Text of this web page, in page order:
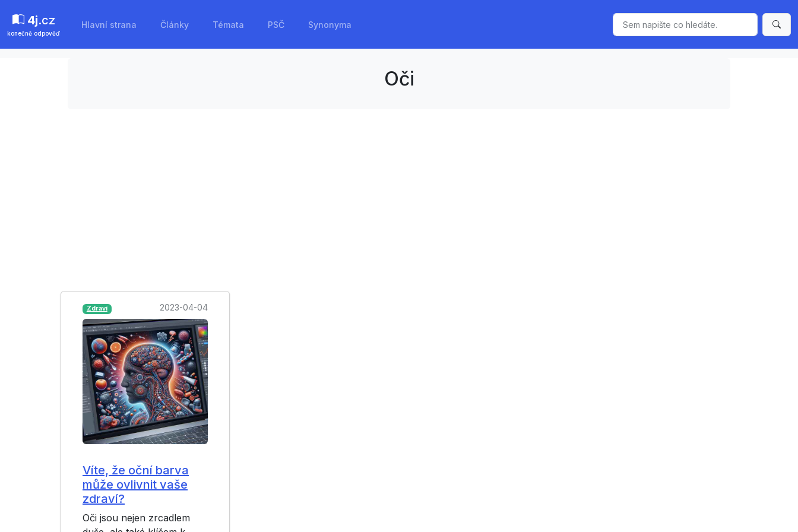
4j.cz
konečně odpověď
Hlavní strana Články Témata PSČ Synonyma
Oči
Zdraví 2023-04-04
Víte, že oční barva
může ovlivnit vaše
zdraví?
Oči jsou nejen zrcadlem